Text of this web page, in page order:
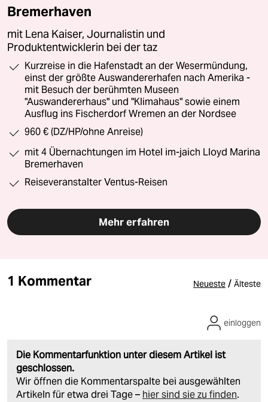
Bremerhaven
mit Lena Kaiser, Journalistin und
Produktentwicklerin bei der taz
Kurzreise in die Hafenstadt an der Wesermündung,
einst der größte Auswandererhafen nach Amerika -
mit Besuch der berühmten Museen
"Auswandererhaus" und "Klimahaus" sowie einem
Ausflug ins Fischerdorf Wremen an der Nordsee
960 € (DZ/HP/ohne Anreise)
mit 4 Übernachtungen im Hotel im-jaich Lloyd Marina
Bremerhaven
Reiseveranstalter Ventus-Reisen
Mehr erfahren
1 Kommentar Neueste / Älteste
Die Kommentarfunktion unter diesem Artikel ist
geschlossen.
Wir öffnen die Kommentarspalte bei ausgewählten
Artikeln für etwa drei Tage – hier sind sie zu finden.
einloggen